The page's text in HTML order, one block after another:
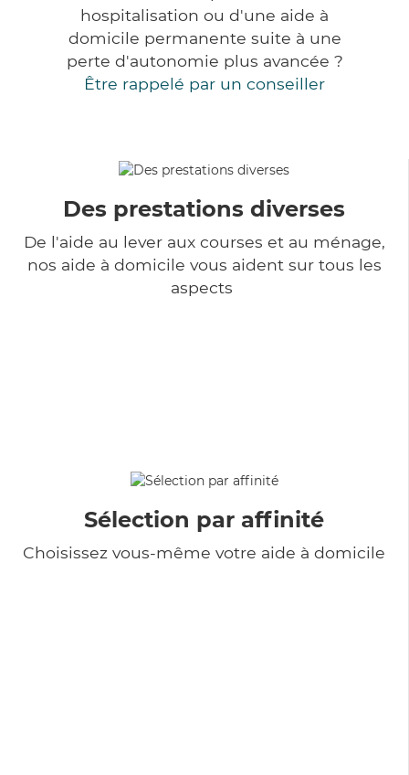
hospitalisation ou d'une aide à
domicile permanente suite à une
perte d'autonomie plus avancée ?
Être rappelé par un conseiller
Des prestations diverses
De l'aide au lever aux courses et au ménage,
nos aide à domicile vous aident sur tous les
aspects
Sélection par affinité
Choisissez vous-même votre aide à domicile